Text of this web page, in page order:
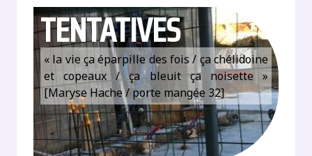
TENTATIVES
« la vie ça éparpille des fois / ça chélidoine
et copeaux / ça bleuit ça noisette »
[Maryse Hache / porte mangée 32]